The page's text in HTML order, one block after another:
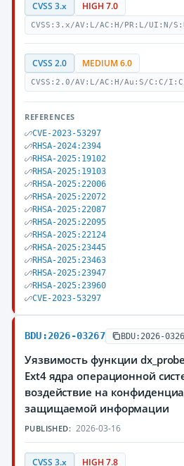
CVSS 3.x HIGH 7.0
CVSS:3.x/AV:L/AC:H/PR:L/UI:N/
CVSS 2.0 MEDIUM 6.0
CVSS:2.0/AV:L/AC:H/Au:S/C:C/
REFERENCES
CVE-2023-53297
RHSA-2024:2394
RHSA-2025:19102
RHSA-2025:19103
RHSA-2025:22006
RHSA-2025:22072
RHSA-2025:22087
RHSA-2025:22095
RHSA-2025:22124
RHSA-2025:23445
RHSA-2025:23463
RHSA-2025:23947
RHSA-2025:23960
CVE-2023-53297
BDU:2026-03267 BDU:2026-
Уязвимость функции
Ext4 ядра операционной
воздействие на
защищаемой информации
PUBLISHED: 2026-03-16
CVSS 3.x HIGH 7.8